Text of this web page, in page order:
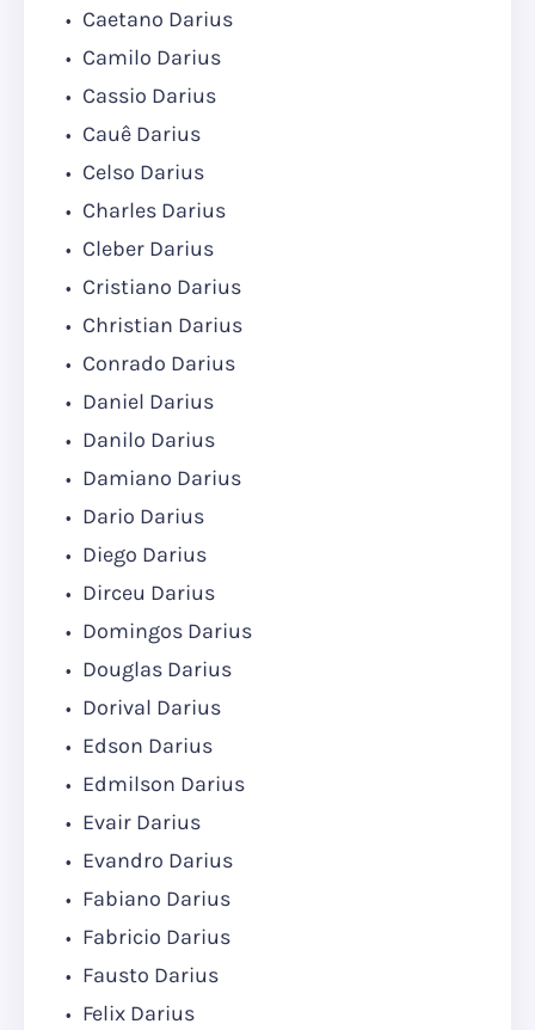
Caetano Darius
Camilo Darius
Cassio Darius
Cauê Darius
Celso Darius
Charles Darius
Cleber Darius
Cristiano Darius
Christian Darius
Conrado Darius
Daniel Darius
Danilo Darius
Damiano Darius
Dario Darius
Diego Darius
Dirceu Darius
Domingos Darius
Douglas Darius
Dorival Darius
Edson Darius
Edmilson Darius
Evair Darius
Evandro Darius
Fabiano Darius
Fabricio Darius
Fausto Darius
Felix Darius